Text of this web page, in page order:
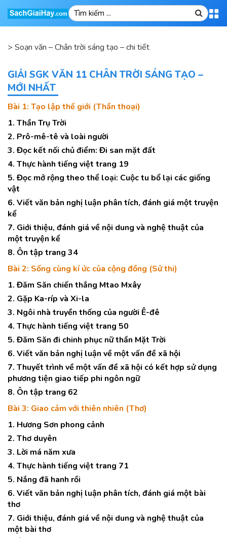
> Soạn văn – Chân trời sáng tạo – chi tiết
GIẢI SGK VĂN 11 CHÂN TRỜI SÁNG TẠO –
MỚI NHẤT
Bài 1: Tạo lập thế giới (Thần thoại)
1. Thần Trụ Trời
2. Prô-mê-tê và loài người
3. Đọc kết nối chủ điểm: Đi san mặt đất
4. Thực hành tiếng việt trang 19
5. Đọc mở rộng theo thể loại: Cuộc tu bổ lại các giống
vật
6. Viết văn bản nghị luận phân tích, đánh giá một truyện
kể
7. Giới thiệu, đánh giá về nội dung và nghệ thuật của
một truyện kể
8. Ôn tập trang 34
Bài 2: Sống cùng kí ức của cộng đồng (Sử thi)
1. Đăm Săn chiến thắng Mtao Mxây
2. Gặp Ka-ríp và Xi-la
3. Ngôi nhà truyền thống của người Ê-đê
4. Thực hành tiếng việt trang 50
5. Đăm Săn đi chinh phục nữ thần Mặt Trời
6. Viết văn bản nghị luận về một vấn đề xã hội
7. Thuyết trình về một vấn đề xã hội có kết hợp sử dụng
phương tiện giao tiếp phi ngôn ngữ
8. Ôn tập trang 62
Bài 3: Giao cảm với thiên nhiên (Thơ)
1. Hương Sơn phong cảnh
2. Thơ duyên
3. Lời má năm xưa
4. Thực hành tiếng việt trang 71
5. Nắng đã hanh rồi
6. Viết văn bản nghị luận phân tích, đánh giá một bài
thơ
7. Giới thiệu, đánh giá về nội dung và nghệ thuật của
một bài thơ